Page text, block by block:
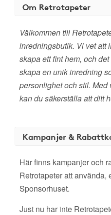
Om Retrotapeter
Välkommen till
inredningsbutik. Vi vet att
skapa ett fint hem, och
skapa en unik inredning
personlighet och stil. Med
kan du säkerställa att ditt
Kampanjer &
Här finns kampanjer och
Retrotapeter att använda,
Sponsorhuset.
Just nu har inte